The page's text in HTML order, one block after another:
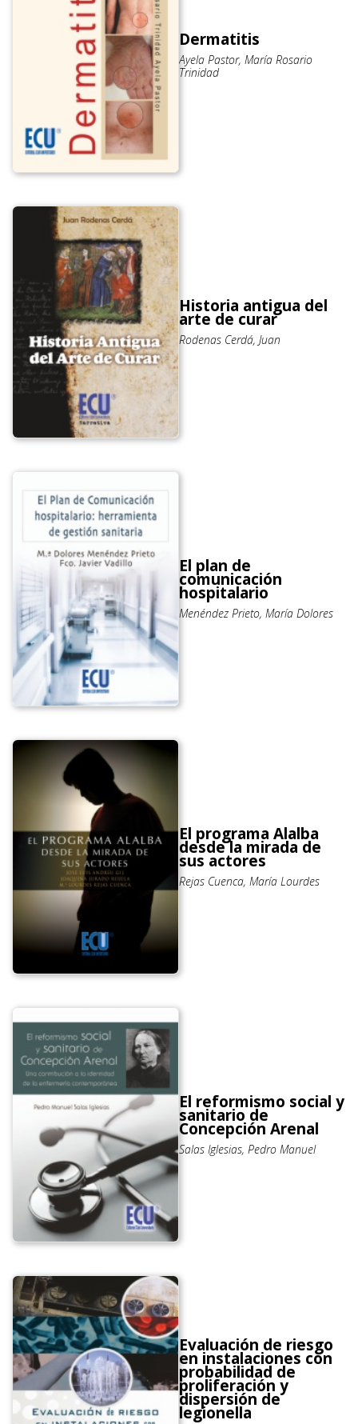
Dermatitis
Ayela Pastor, María Rosario
Trinidad
Historia antigua del
arte de curar
Rodenas Cerdá, Juan
El plan de
comunicación
hospitalario
Menéndez Prieto, María Dolores
El programa Alalba
desde la mirada de
sus actores
Rejas Cuenca, María Lourdes
El reformismo social y
sanitario de
Concepción Arenal
Salas Iglesias, Pedro Manuel
Evaluación de riesgo
en instalaciones con
probabilidad de
proliferación y
dispersión de
legionella